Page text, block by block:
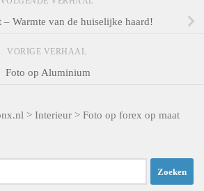
– Warmte van de huiselijke haard!
VORIGE VERHAAL
Foto op Aluminium
> Interieur > Foto op forex op maat